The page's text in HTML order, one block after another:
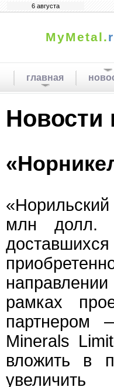
6 августа
MyMetal.
главная
Новости
млн долл.
рамках
партнером
Minerals
вложить в